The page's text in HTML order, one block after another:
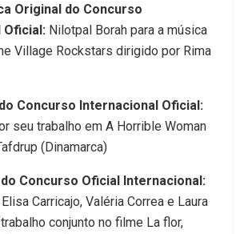
Original do Concurso
Oficial: Nilotpal Borah para a música
Village Rockstars dirigido por Rima
Concurso Internacional Oficial:
seu trabalho em A Horrible Woman
(Dinamarca)
Concurso Oficial Internacional:
Carricajo, Valéria Correa e Laura
conjunto no filme La flor,